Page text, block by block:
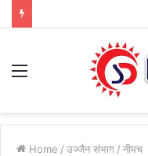
Menu
Home / उज्जैन संभाग / नीमच